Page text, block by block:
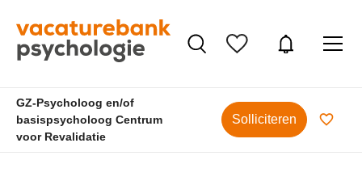
GZ-Psycholoog en/of
basispsycholoog Centrum
voor Revalidatie
Solliciteren